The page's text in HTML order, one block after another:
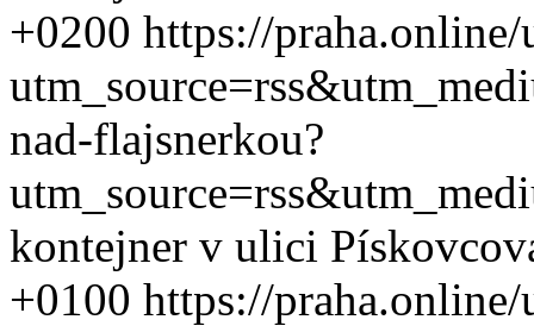
+0200 https://
nad-flajsnerkou?
kontejner v ulici
+0100 https://